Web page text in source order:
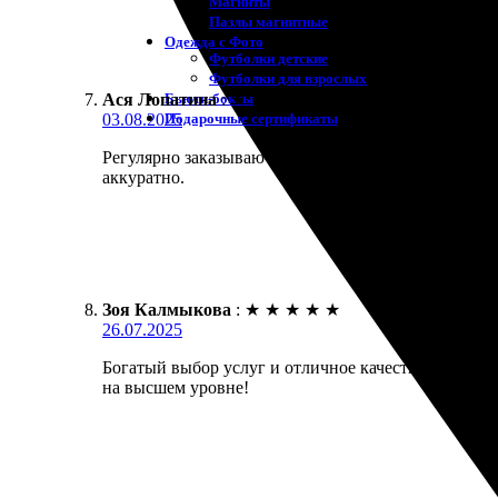
Пазлы магнитные
Одежда с Фото
Футболки детские
Футболки для взрослых
Бьюти-боксы
Подарочные сертификаты
Ася Лопатина : ★ ★
03.08.2025
Регулярно заказываю фотосувениры у
аккуратно.
Зоя Калмыкова : ★ ★ ★ ★ ★
26.07.2025
Богатый выбор услуг и отличное качество
на высшем уровне!